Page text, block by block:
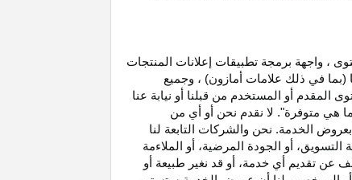
، واجهة برمجة تطبيقات إعلانات المنتجات
(بما في ذلك علامات أمازون) ، وجميع
المقدم أو المستخدم من قبلنا أو نيابة عنا
هي متوفرة". لا نقدم نحن أو أي من
بعروض الخدمة. نحن والشركات التابعة لنا
أو الجودة المرضية، أو الملاءمة
عن تقديم أي خدمة، أو قد نغير طبيعة أو